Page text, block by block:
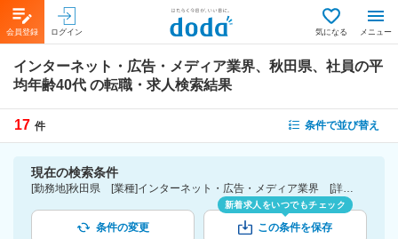
会員登録 ログイン 気になる メニュー
インターネット・広告・メディア業界、秋田県、社員の平
均年齢40代 の転職・求人検索結果
17 件 条件で並び替え
現在の検索条件
[勤務地]秋田県 [業種]インターネット・広告・メディア業界 [詳細条件](社員の平均年齢)40代
条件の変更
新着求人をいつでもチェック
この条件を保存